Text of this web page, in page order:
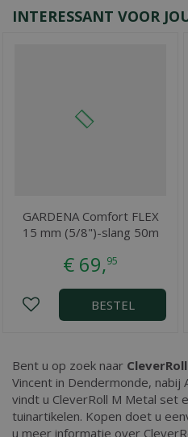
INTERESSANT VOOR
GARDENA Comfort FLEX
15 mm (5/8")-slang 50m
€ 69,95
BESTEL
Bent u op zoek naar
Vincent in Dendermonde, nabij
vindt u CleverRoll M Metal set
tuinartikelen. Kopen doet u
u meer informatie over